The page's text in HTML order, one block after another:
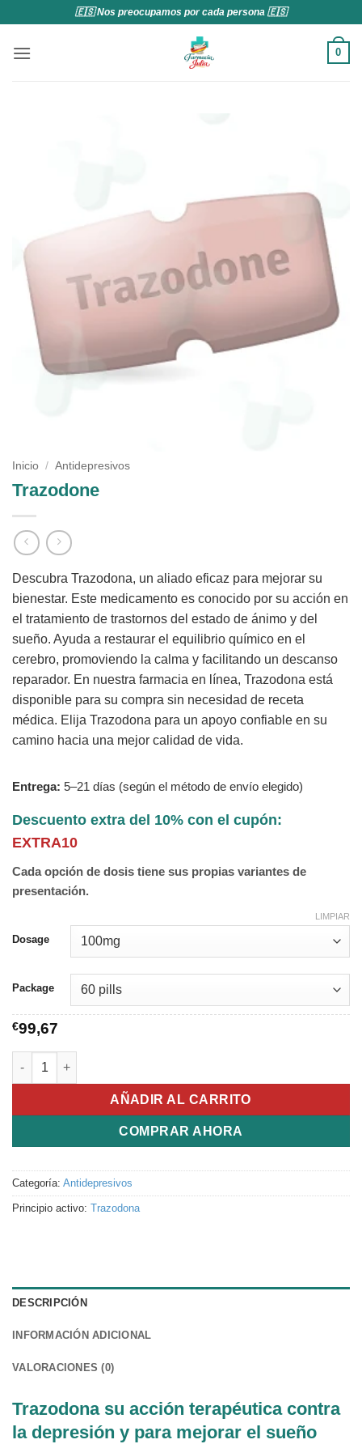
contenido
🇪🇸 Nos preocupamos por cada persona 🇪🇸
0
Inicio / Antidepresivos
Trazodone
Descubra Trazodona, un aliado eficaz para mejorar su
bienestar. Este medicamento es conocido por su acción en
el tratamiento de trastornos del estado de ánimo y del
sueño. Ayuda a restaurar el equilibrio químico en el
cerebro, promoviendo la calma y facilitando un descanso
reparador. En nuestra farmacia en línea, Trazodona está
disponible para su compra sin necesidad de receta
médica. Elija Trazodona para un apoyo confiable en su
camino hacia una mejor calidad de vida.
Entrega: 5–21 días (según el método de envío elegido)
Descuento extra del 10% con el cupón:
EXTRA10
Cada opción de dosis tiene sus propias variantes de
presentación.
Dosage
Package
LIMPIAR
€99,67
Trazodone cantidad
AÑADIR AL CARRITO
COMPRAR AHORA
Categoría: Antidepresivos
Principio activo: Trazodona
DESCRIPCIÓN
INFORMACIÓN ADICIONAL
VALORACIONES (0)
Trazodona su acción terapéutica contra
la depresión y para mejorar el sueño